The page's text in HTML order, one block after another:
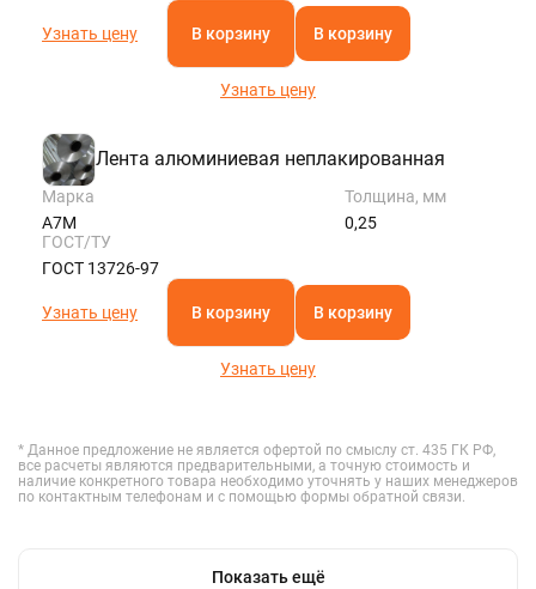
Узнать цену В корзину В корзину
Узнать цену
Лента алюминиевая неплакированная
Марка
А7М
Толщина, мм
0,25
ГОСТ/ТУ
ГОСТ 13726-97
Узнать цену В корзину В корзину
Узнать цену
* Данное предложение не является офертой по смыслу ст. 435 ГК РФ,
все расчеты являются предварительными, а точную стоимость и
наличие конкретного товара необходимо уточнять у наших менеджеров
по контактным телефонам и с помощью формы обратной связи.
Показать ещё